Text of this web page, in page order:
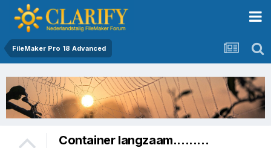
FileMaker Pro 18 Advanced
Container langzaam.........